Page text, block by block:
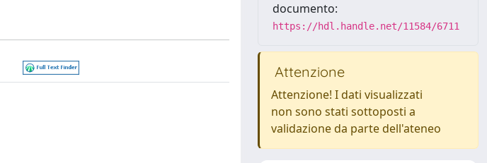
documento:
https://hdl.handle.net/11584/6711
Attenzione
Attenzione! I dati visualizzati
non sono stati sottoposti a
validazione da parte dell'ateneo